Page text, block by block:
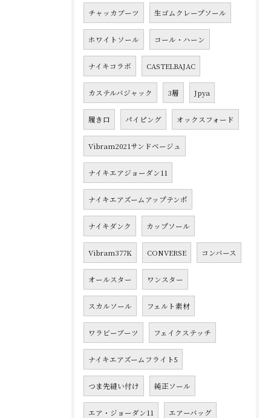
チャッカブーツ 生ゴムクレープソール
ホワイトソール コール・ハーン
ナイキコラボ CASTELBAJAC
カステルバジャック 3層 Jpya
履き口 パイピング オックスフォード
Vibram2021サンドベージュ
ナイキエアジョーダン11
ナイキエアズームアップテンポ
ナイキダンク カップソール
Vibram377K CONVERSE コンバース
オールスター ワンスター
スカルソール フェルト素材
ワラビーブーツ フェイクステッチ
ナイキエアズームフライト5
つま先縫い付け 純正ソール
エア・ジョーダン11 エアーバッグ